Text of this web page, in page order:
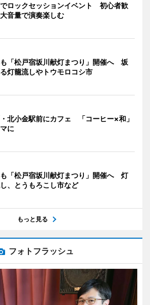
ロックセッションイベント 初心者歓
音量で演奏楽しむ
「松戸宿坂川献灯まつり」開催へ 坂
灯籠流しやトウモロコシ市
北小金駅前にカフェ 「コーヒー×和」
に
「松戸宿坂川献灯まつり」開催へ 灯
、とうもろこし市など
もっと見る
フォトフラッシュ